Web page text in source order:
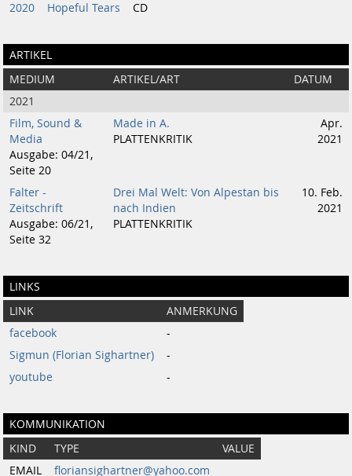
2020
Hopeful Tears CD
ARTIKEL
MEDIUM ARTIKEL/ART
DATUM
2021
Film, Sound &
Media
Ausgabe: 04/21,
Seite 20
Made in A.
PLATTENKRITIK
Apr.
2021
Falter -
Zeitschrift
Ausgabe: 06/21,
Seite 32
Drei Mal Welt: Von Alpestan bis
nach Indien
PLATTENKRITIK
10. Feb.
2021
LINKS
LINK
ANMERKUNG
facebook
-
Sigmun (Florian Sighartner)
-
youtube
-
KOMMUNIKATION
KIND TYPE
VALUE
EMAIL
floriansighartner@yahoo.com